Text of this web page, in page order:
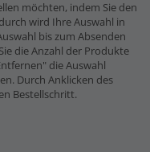
möchten, indem Sie den
wird Ihre Auswahl in
bis zum Absenden
die Anzahl der Produkte
die Auswahl
Durch Anklicken des
Bestellschritt.